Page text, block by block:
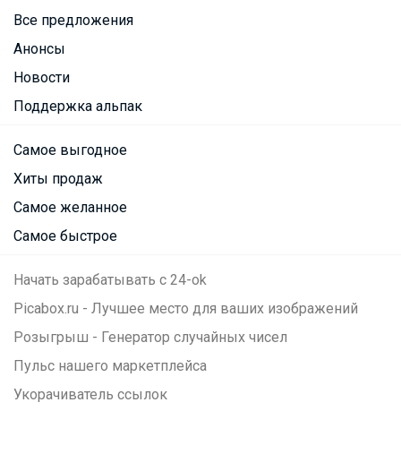
Все предложения
Анонсы
Новости
Поддержка альпак
Самое выгодное
Хиты продаж
Самое желанное
Самое быстрое
Начать зарабатывать с 24-ok
Picabox.ru - Лучшее место для ваших изображений
Розыгрыш - Генератор случайных чисел
Пульс нашего маркетплейса
Укорачиватель ссылок